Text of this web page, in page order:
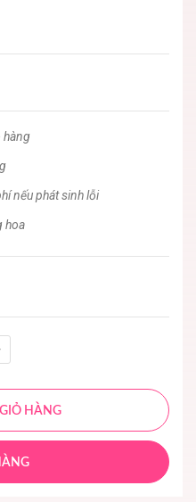
hàng
nếu phát sinh lỗi
hoa
HÀNG